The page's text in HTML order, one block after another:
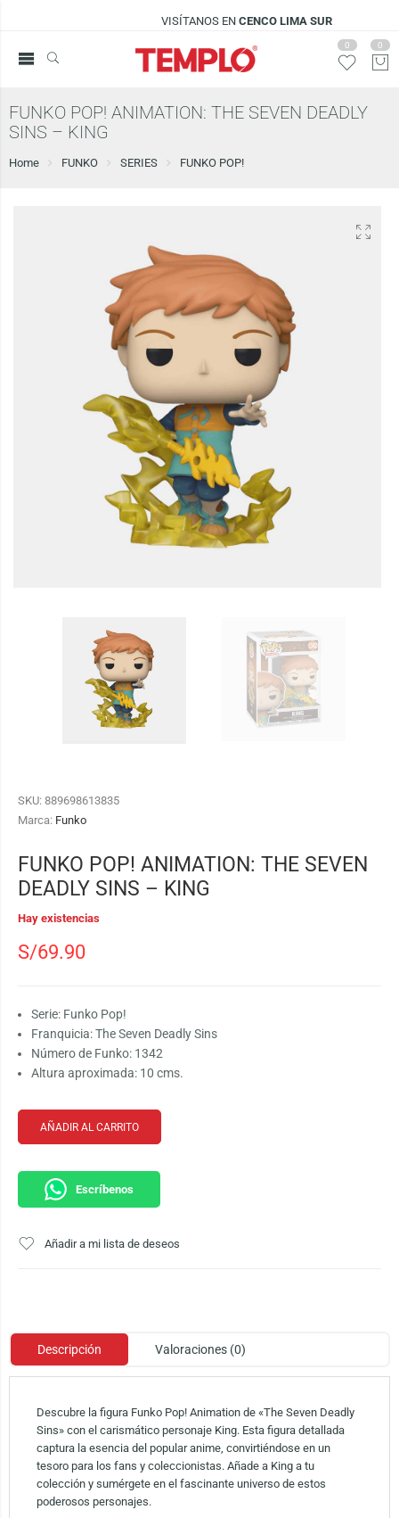
VISÍTANOS ENCENCO LIMA SUR
0 0
FUNKO POP! ANIMATION: THE SEVEN DEADLY
SINS – KING
Home FUNKO SERIES FUNKO POP!
SKU: 889698613835
Marca: Funko
FUNKO POP! ANIMATION: THE SEVEN
DEADLY SINS – KING
Hay existencias
S/69.90
Serie: Funko Pop!
Franquicia: The Seven Deadly Sins
Número de Funko: 1342
Altura aproximada: 10 cms.
AÑADIR AL CARRITO
Escríbenos
Añadir a mi lista de deseos
Descripción Valoraciones (0)
Descubre la figura Funko Pop! Animation de «The Seven Deadly
Sins» con el carismático personaje King. Esta figura detallada
captura la esencia del popular anime, convirtiéndose en un
tesoro para los fans y coleccionistas. Añade a King a tu
colección y sumérgete en el fascinante universo de estos
poderosos personajes.